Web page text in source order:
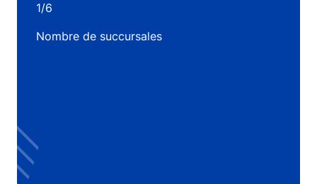
1/6
Nombre de succursales